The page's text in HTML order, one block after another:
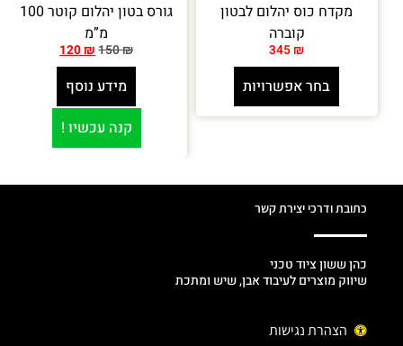
גורס בטון יהלום קוטר 100
מ”מ
150₪
120₪
מידע נוסף
קנה עכשיו !
מקדח כוס יהלום לבטון
קוברה
345 ₪
בחר אפשרויות
כתובת ודרכי יצירת קשר
כהן ששון ציוד טכני
שיווק מוצרים לעיבוד אבן, שיש ומתכת
הצהרת נגישות